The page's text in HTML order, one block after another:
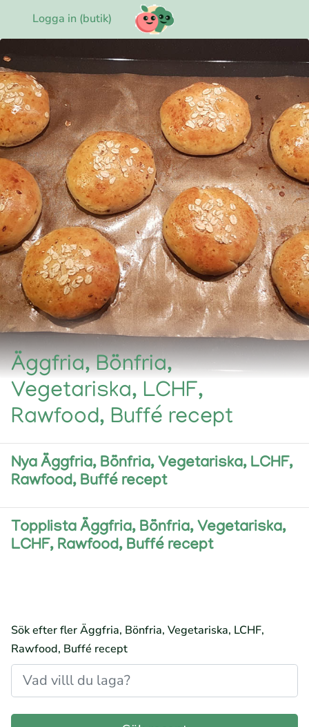
Logga in (butik)
Äggfria, Bönfria,
Vegetariska, LCHF,
Rawfood, Buffé recept
Nya Äggfria, Bönfria, Vegetariska, LCHF,
Rawfood, Buffé recept
Topplista Äggfria, Bönfria, Vegetariska,
LCHF, Rawfood, Buffé recept
Sök efter fler Äggfria, Bönfria, Vegetariska, LCHF,
Rawfood, Buffé recept